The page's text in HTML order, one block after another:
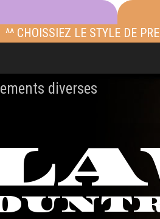
^^ CHOISSIEZ LE STYLE DE
diverses